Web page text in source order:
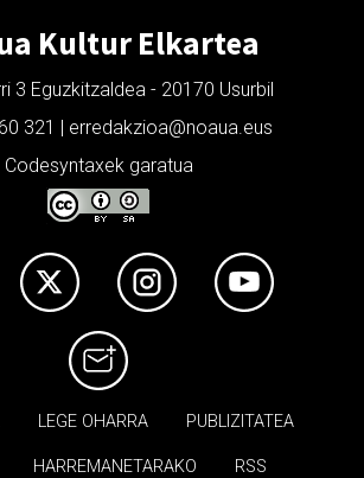
Kultur Elkartea
3 Eguzkitzaldea - 20170 Usurbil
321 | erredakzioa@noaua.eus
Codesyntaxek garatua
LEGE OHARRA PUBLIZITATEA
HARREMANETARAKO RSS